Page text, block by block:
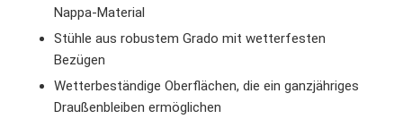
Nappa-Material
Stühle aus robustem Grado mit wetterfesten
Bezügen
Wetterbeständige Oberflächen, die ein ganzjähriges
Draußenbleiben ermöglichen